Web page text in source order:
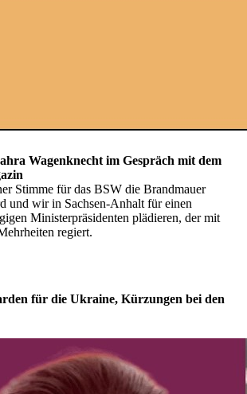
Wagenknecht im Gespräch mit dem
Stimme für das BSW die Brandmauer
und wir in Sachsen-Anhalt für einen
Ministerpräsidenten plädieren, der mit
regiert.
für die Ukraine, Kürzungen bei den